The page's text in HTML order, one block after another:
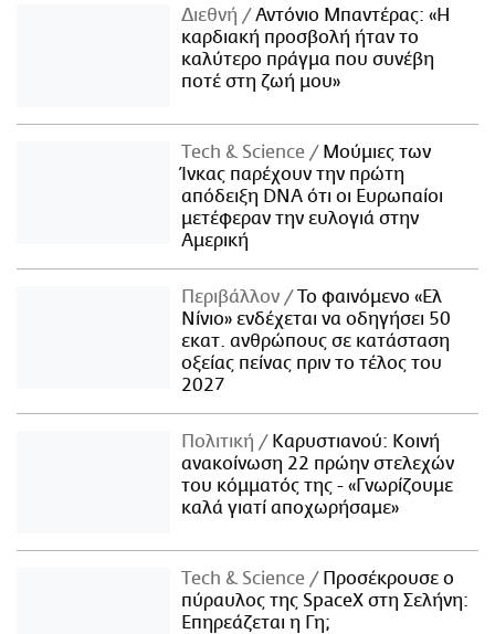
Διεθνή
Αντόνιο Μπαντέρας: «Η
καρδιακή προσβολή ήταν το
καλύτερο πράγμα που συνέβη
ποτέ στη ζωή μου»
Τech & Science
Μούμιες των
Ίνκας παρέχουν την πρώτη
απόδειξη DNA ότι οι Ευρωπαίοι
μετέφεραν την ευλογιά στην
Αμερική
Περιβάλλον
Το φαινόμενο «Ελ
Νίνιο» ενδέχεται να οδηγήσει 50
εκατ. ανθρώπους σε κατάσταση
οξείας πείνας πριν το τέλος του
2027
Πολιτική
Καρυστιανού: Κοινή
ανακοίνωση 22 πρώην στελεχών
του κόμματός της - «Γνωρίζουμε
καλά γιατί αποχωρήσαμε»
Τech & Science
Προσέκρουσε ο
πύραυλος της SpaceX στη Σελήνη:
Επηρεάζεται η Γη;